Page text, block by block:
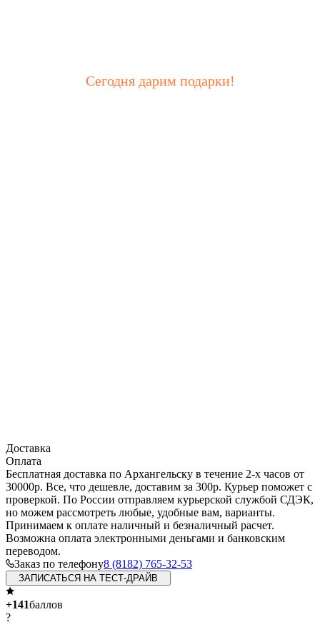
Сегодня дарим подарки!
Доставка
Оплата
Бесплатная доставка по Архангельску в течение 2-х часов от
30000р. Все, что дешевле, доставим за 300р. Курьер поможет с
проверкой. По России отправляем курьерской службой СДЭК,
но можем рассмотреть любые, удобные вам, варианты.
Принимаем к оплате наличный и безналичный расчет.
Возможна оплата электронными деньгами и банковским
переводом.
Заказ по телефону8 (8182) 765-32-53
ЗАПИСАТЬСЯ НА ТЕСТ-ДРАЙВ
+141баллов
?